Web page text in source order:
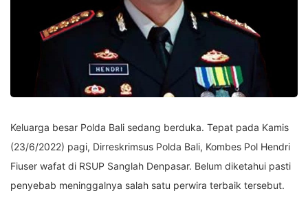
Keluarga besar Polda Bali sedang berduka. Tepat pada Kamis
(23/6/2022) pagi, Dirreskrimsus Polda Bali, Kombes Pol Hendri
Fiuser wafat di RSUP Sanglah Denpasar. Belum diketahui pasti
penyebab meninggalnya salah satu perwira terbaik tersebut.